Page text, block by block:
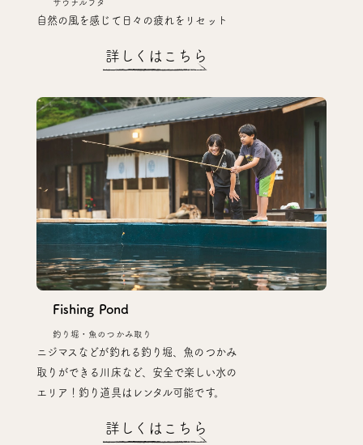
サウナルフタ
自然の風を感じて日々の疲れをリセット
詳しくはこちら
Fishing Pond
釣り堀・魚のつかみ取り
ニジマスなどが釣れる釣り堀、魚のつかみ
取りができる川床など、安全で楽しい水の
エリア！釣り道具はレンタル可能です。
詳しくはこちら